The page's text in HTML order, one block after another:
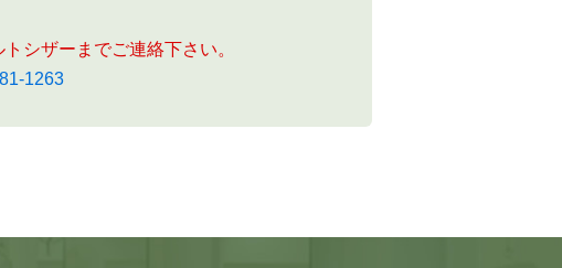
シザーまでご連絡下さい。
1263